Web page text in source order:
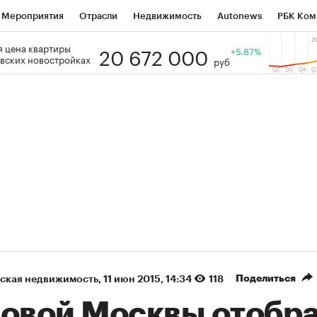
Мероприятия Отрасли Недвижимость Autonews РБК
РБК Образование Тренды
цена квартиры
новостройках
20 672 000 руб
+5.87%
недвижимость⁠, 11 июн 2015, 14:34 118 Поделиться